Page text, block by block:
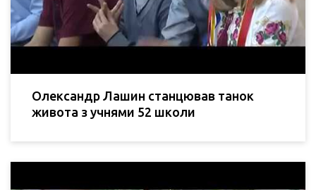
Олександр Лашин станцював танок
живота з учнями 52 школи